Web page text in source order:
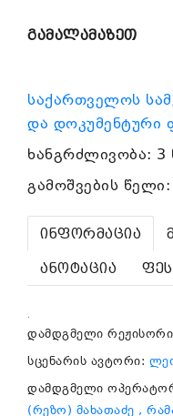
გამალამაზეთ
საქართველოს
და დოკუმენტური
ხანგრძლივობა: 3
გამოშვების
ინფორმაცია
ანოტაცია
.
დამდგმელი
სცენარის ავტორი:
დამდგმელი
(რეზო) მახათაძე ,